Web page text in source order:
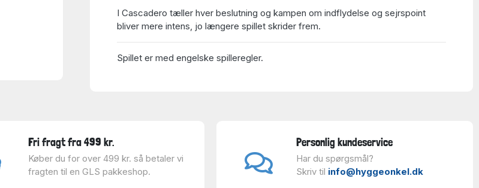
I Cascadero tæller hver beslutning og kampen om indflydelse og sejrspoint
bliver mere intens, jo længere spillet skrider frem.
Spillet er med engelske spilleregler.
Fri fragt fra 499 kr.
Køber du for over 499 kr. så betaler vi
fragten til en GLS pakkeshop.
Personlig kundeservice
Har du spørgsmål?
Skriv til info@hyggeonkel.dk